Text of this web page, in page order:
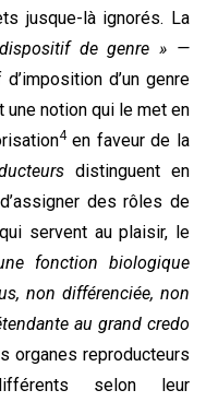
jusque-là ignorés. La
de genre » —
d’un genre
une notion qui le met en
4en faveur de la
distinguent en
des rôles de
servent au plaisir, le
fonction biologique
non différenciée, non
au grand credo
organes reproducteurs
selon leur